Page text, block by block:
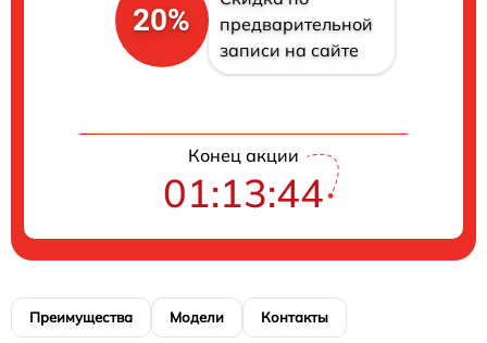
20%
предварительной
записи на сайте
Конец акции
01:13:43
Преимущества Модели Контакты